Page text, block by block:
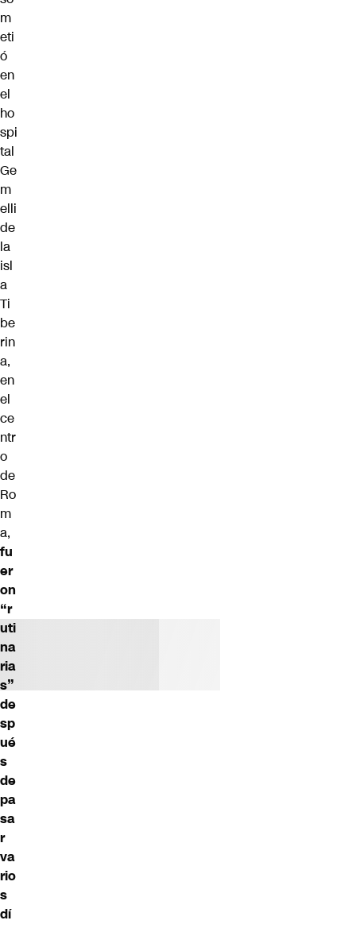
m
eti
ó
en
el
ho
spi
tal
Ge
m
elli
de
la
isl
a
Ti
be
rin
a,
en
el
ce
ntr
o
de
Ro
m
a,
fu
er
on
“r
uti
na
ria
s”
de
sp
ué
s
de
pa
sa
r
va
rio
s
dí